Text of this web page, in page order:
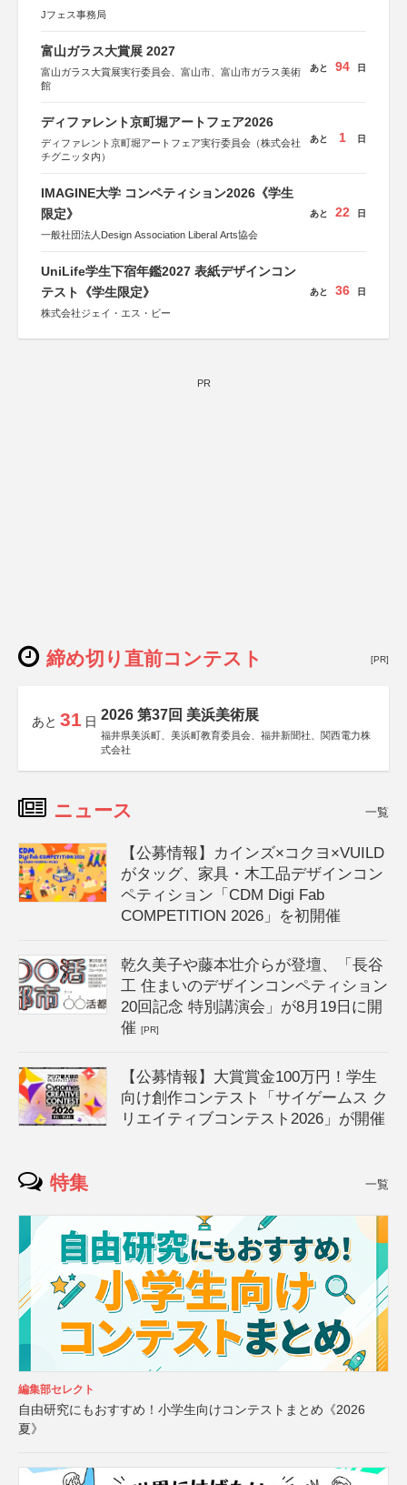
Jフェス事務局
富山ガラス大賞展 2027
富山ガラス大賞展実行委員会、富山市、富山市ガラス美術
館
あと 94 日
ディファレント京町堀アートフェア2026
ディファレント京町堀アートフェア実行委員会（株式会社
チグニッタ内）
あと 1 日
IMAGINE大学 コンペティション2026《学生
限定》
一般社団法人Design Association Liberal Arts協会
あと 22 日
UniLife学生下宿年鑑2027 表紙デザインコン
テスト《学生限定》
株式会社ジェイ・エス・ビー
あと 36 日
PR
締め切り直前コンテスト [PR]
あと 31 日 2026 第37回 美浜美術展
福井県美浜町、美浜町教育委員会、福井新聞社、関西電力株
式会社
ニュース 一覧
【公募情報】カインズ×コクヨ×VUILD
がタッグ、家具・木工品デザインコン
ペティション「CDM Digi Fab
COMPETITION 2026」を初開催
乾久美子や藤本壮介らが登壇、「長谷
工 住まいのデザインコンペティション
20回記念 特別講演会」が8月19日に開
催[PR]
【公募情報】大賞賞金100万円！学生
向け創作コンテスト「サイゲームス ク
リエイティブコンテスト2026」が開催
特集 一覧
編集部セレクト
自由研究にもおすすめ！小学生向けコンテストまとめ《2026
夏》